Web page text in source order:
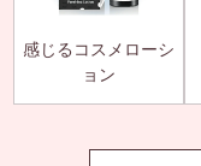
感じるコスメローシ
ョン